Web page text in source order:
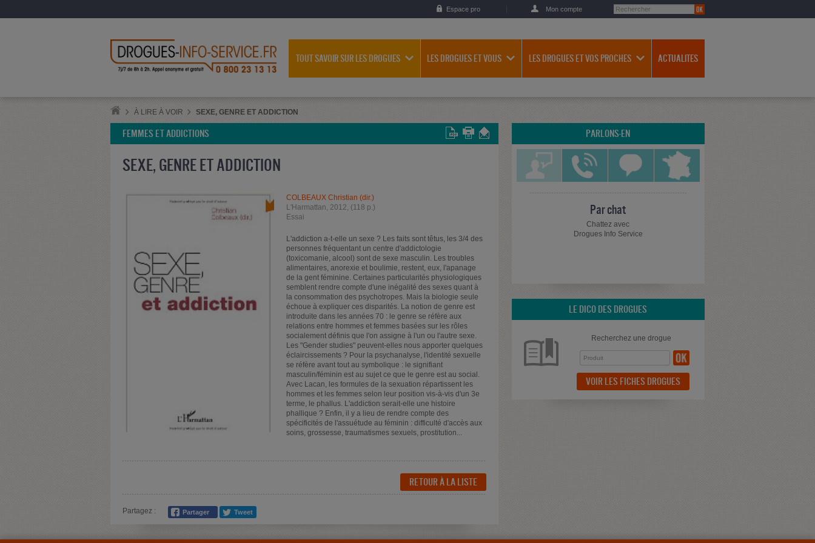
Espace pro Mon compte
TOUT SAVOIR SUR LES DROGUES LES DROGUES ET VOUS LES DROGUES ET VOS PROCHES ACTUALITES
À LIRE À VOIR SEXE, GENRE ET ADDICTION
FEMMES ET ADDICTIONS
SEXE, GENRE ET ADDICTION
COLBEAUX Christian (dir.)
L'Harmattan, 2012, (118 p.)
Essai
L'addiction a-t-elle un sexe ? Les faits sont têtus, les 3/4 des
personnes fréquentant un centre d'addictologie
(toxicomanie, alcool) sont de sexe masculin. Les troubles
alimentaires, anorexie et boulimie, restent, eux, l'apanage
de la gent féminine. Certaines particularités physiologiques
semblent rendre compte d'une inégalité des sexes quant à
la consommation des psychotropes. Mais la biologie seule
échoue à expliquer ces disparités. La notion de genre est
introduite dans les années 70 : le genre se réfère aux
relations entre hommes et femmes basées sur les rôles
socialement définis que l'on assigne à l'un ou l'autre sexe.
Les "Gender studies" peuvent-elles nous apporter quelques
éclaircissements ? Pour la psychanalyse, l'identité sexuelle
se réfère avant tout au symbolique : le signifiant
masculin/féminin est au sujet ce que le genre est au social.
Avec Lacan, les formules de la sexuation répartissent les
hommes et les femmes selon leur position vis-à-vis d'un 3e
terme, le phallus. L'addiction serait-elle une histoire
phallique ? Enfin, il y a lieu de rendre compte des
spécificités de l'assuétude au féminin : difficulté d'accès aux
soins, grossesse, traumatismes sexuels, prostitution...
RETOUR À LA LISTE
Partagez :
PARLONS-EN
Par chat
Chattez avec
Drogues Info Service
LE DICO DES DROGUES
Recherchez une drogue
VOIR LES FICHES DROGUES